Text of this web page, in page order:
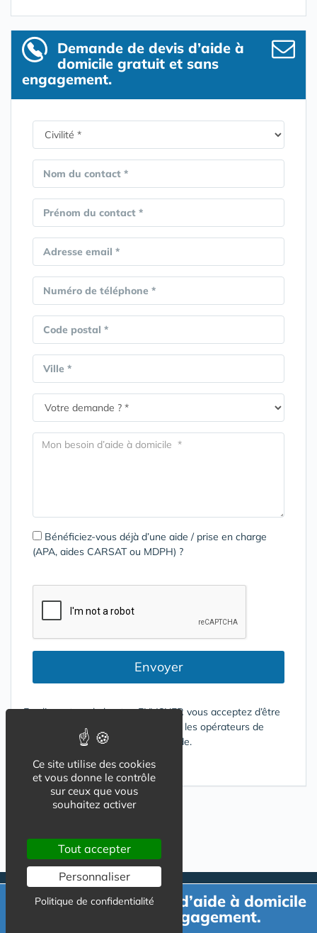
Demande de devis d’aide à
domicile gratuit et sans
engagement.
Nom du contact *
Prénom du contact *
Adresse email *
Numéro de téléphone *
Code postal *
Ville *
Bénéficiez-vous déjà d’une aide / prise en charge
(APA, aides CARSAT ou MDPH) ?
Envoyer
En cliquant sur le bouton ENVOYER vous acceptez d’être
contacté par mail ou téléphone par les opérateurs de
services répondant à votre demande.
Conditions d'utilisation
Demande de devis d’aide à domicile
gratuit et sans engagement.
Ce site utilise des cookies
et vous donne le contrôle
sur ceux que vous
souhaitez activer
Tout accepter
Personnaliser
Politique de confidentialité